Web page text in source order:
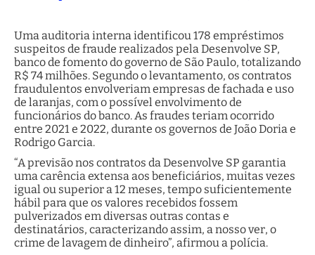
Uma auditoria interna identificou 178 empréstimos
suspeitos de fraude realizados pela Desenvolve SP,
banco de fomento do governo de São Paulo, totalizando
R$ 74 milhões. Segundo o levantamento, os contratos
fraudulentos envolveriam empresas de fachada e uso
de laranjas, com o possível envolvimento de
funcionários do banco. As fraudes teriam ocorrido
entre 2021 e 2022, durante os governos de João Doria e
Rodrigo Garcia.
“A previsão nos contratos da Desenvolve SP garantia
uma carência extensa aos beneficiários, muitas vezes
igual ou superior a 12 meses, tempo suficientemente
hábil para que os valores recebidos fossem
pulverizados em diversas outras contas e
destinatários, caracterizando assim, a nosso ver, o
crime de lavagem de dinheiro”, afirmou a polícia.